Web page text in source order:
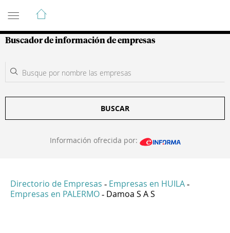
Guía de Empresas Colombianas
Buscador de información de empresas
BUSCAR
Información ofrecida por:
Directorio de Empresas - Empresas en HUILA -
Empresas en PALERMO - Damoa S A S